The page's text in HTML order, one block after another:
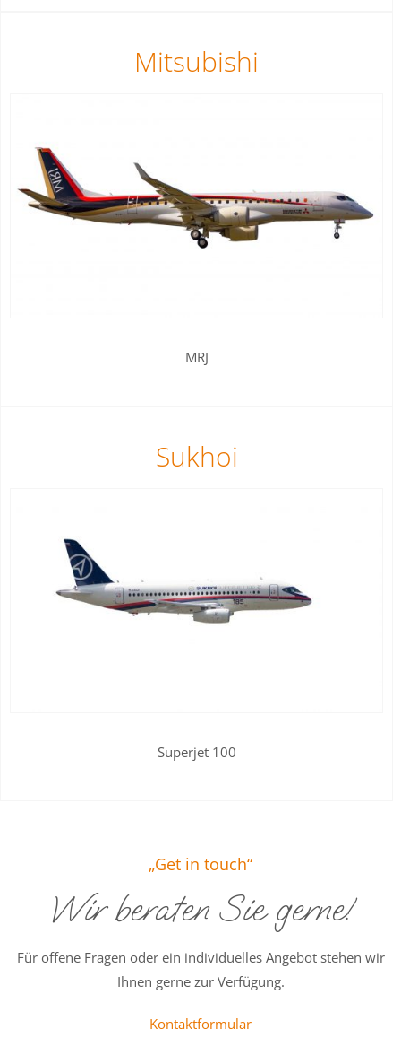
Mitsubishi
MRJ
Sukhoi
Superjet 100
„Get in touch“
Wir beraten Sie gerne!
Für offene Fragen oder ein individuelles Angebot stehen wir
Ihnen gerne zur Verfügung.
Kontaktformular